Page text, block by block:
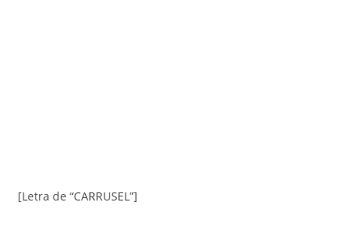
[Letra de “CARRUSEL”]